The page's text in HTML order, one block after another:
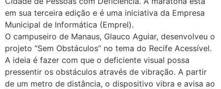
em sua terceira edição e é uma iniciativa da Empresa
Municipal de Informática (Emprel).
O campuseiro de Manaus, Glauco Aguiar, desenvolveu o
projeto “Sem Obstáculos” no tema do Recife Acessível.
A ideia é fazer com que o deficiente visual possa
pressentir os obstáculos através de vibração. A partir
de um metro de distância, o dispositivo vibra e avisa ao